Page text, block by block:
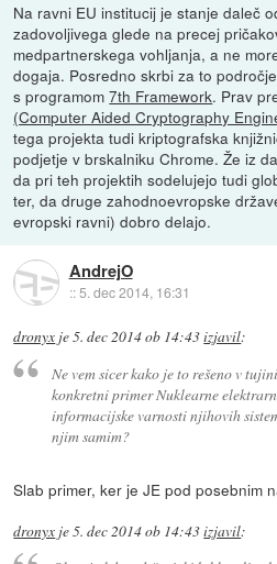
Na ravni EU institucij je stanje daleč
zadovoljivega glede na precej
medpartnerskega vohljanja, a ne
dogaja. Posredno skrbi za to
s programom7th Framework. Prav
(Computer Aided Cryptography
tega projekta tudi kriptografska
podjetje v brskalniku Chrome. Že iz
da pri teh projektih sodelujejo tudi
ter, da druge zahodnoevropske
evropski ravni) dobro delajo.
AndrejO
::5. dec 2014, 16:31
dronyx je5. dec 2014 ob 14:43izjavil:
Ne vem sicer kako je to rešeno v
konkretni primer Nuklearne
informacijske varnosti njihovih
njim samim?
Slab primer, ker je JE pod posebnim
dronyx je5. dec 2014 ob 14:43izjavil: